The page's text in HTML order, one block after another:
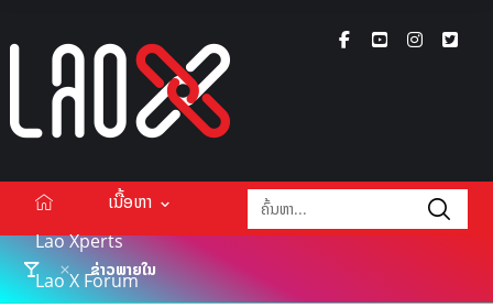
ເນື້ອຫາ
Lao Xperts
Lao X Forum
ຂ່າວພາຍໃນ